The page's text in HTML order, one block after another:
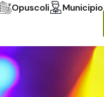
Opuscoli Municipio